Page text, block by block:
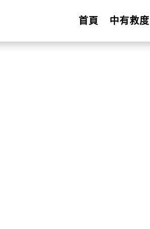
首頁 中有救度